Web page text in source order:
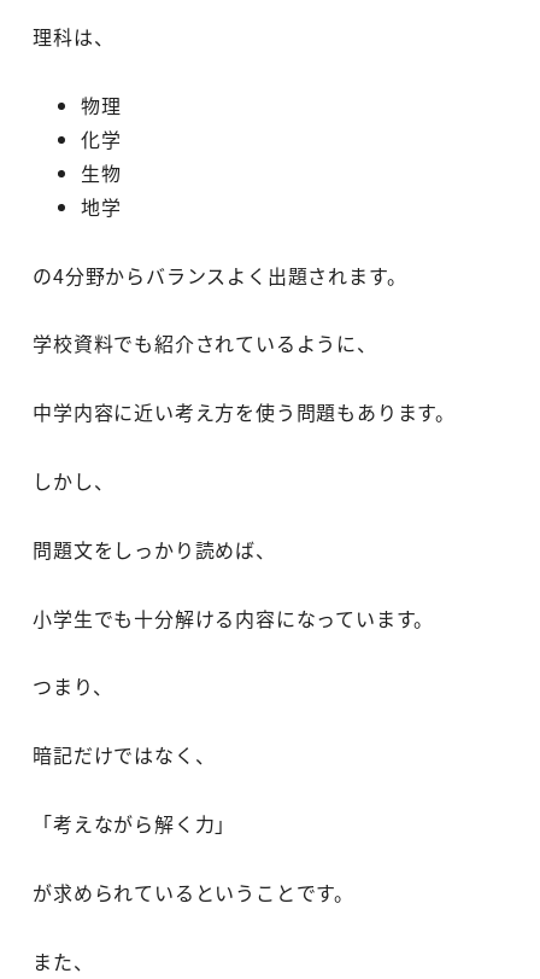
理科は、
物理
化学
生物
地学
の4分野からバランスよく出題されます。
学校資料でも紹介されているように、
中学内容に近い考え方を使う問題もあります。
しかし、
問題文をしっかり読めば、
小学生でも十分解ける内容になっています。
つまり、
暗記だけではなく、
「考えながら解く力」
が求められているということです。
また、